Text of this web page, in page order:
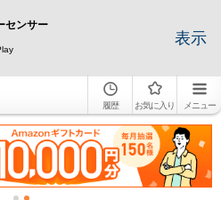
センサー
表示
履歴 お気に入り メニュー